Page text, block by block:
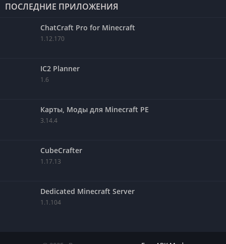
ПОСЛЕДНИЕ ПРИЛОЖЕНИЯ
ChatCraft Pro for Minecraft
1.12.170
IC2 Planner
1.6
Карты, Моды для Minecraft PE
3.14.4
CubeCrafter
1.17.13
Dedicated Minecraft Server
1.1.104